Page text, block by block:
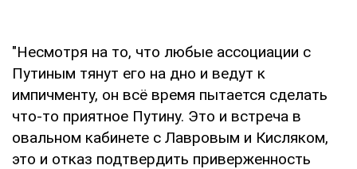
"Несмотря на то, что любые ассоциации с
Путиным тянут его на дно и ведут к
импичменту, он всё время пытается сделать
что-то приятное Путину. Это и встреча в
овальном кабинете с Лавровым и Кисляком,
это и отказ подтвердить приверженность